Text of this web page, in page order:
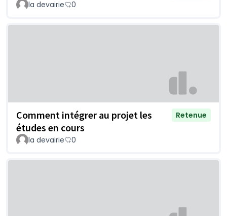
la devairie
0
Comment intégrer au projet les
études en cours
Retenue
la devairie 0